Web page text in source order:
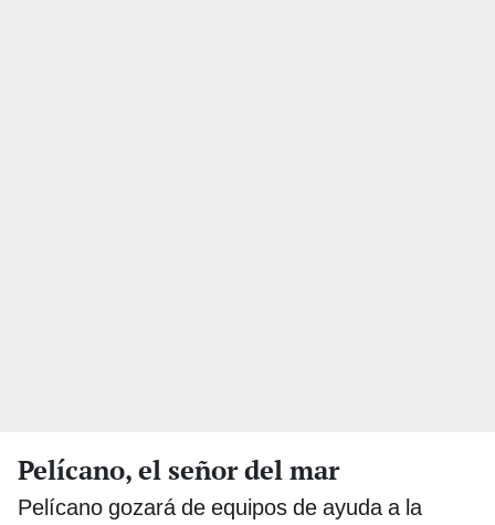
Pelícano, el señor del mar
Pelícano gozará de equipos de ayuda a la